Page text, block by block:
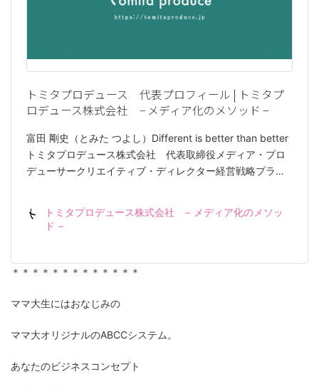
トミタプロデュース 代表プロフィール | トミタプ
ロデュース株式会社 − メディア化のメソッド −
富田 剛史（とみた つよし）Different is better than better
トミタプロデュース株式会社 代表取締役メディア・プロ
デューサークリエイティブ・ディレクター経営戦略プラ…
トミタプロデュース株式会社 − メディア化のメソッ
ド −
＊＊＊＊＊＊＊＊＊＊＊＊＊
ママ大生にはおなじみの
ママ大オリジナルのABCCシステム。
あなたのビジネスコンセプト